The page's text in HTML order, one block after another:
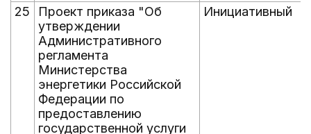
25
Проект приказа "Об
утверждении
Административного
регламента
Министерства
энергетики Российской
Федерации по
предоставлению
государственной услуги
Инициативный